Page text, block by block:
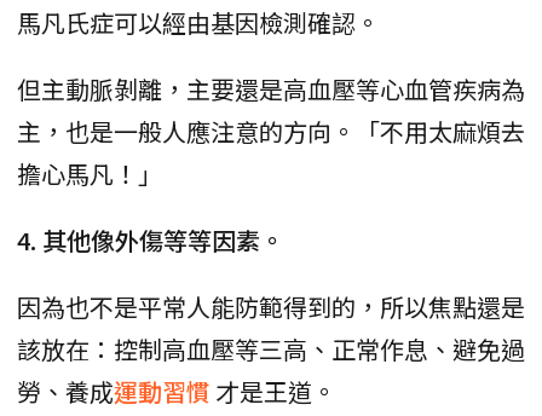
馬凡氏症可以經由基因檢測確認。
但主動脈剝離，主要還是高血壓等心血管疾病為
主，也是一般人應注意的方向。「不用太麻煩去
擔心馬凡！」
4. 其他像外傷等等因素。
因為也不是平常人能防範得到的，所以焦點還是
該放在：控制高血壓等三高、正常作息、避免過
勞、養成運動習慣 才是王道。